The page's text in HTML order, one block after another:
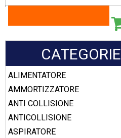
CATEGORIE
ALIMENTATORE
AMMORTIZZATORE
ANTI COLLISIONE
ANTICOLLISIONE
ASPIRATORE